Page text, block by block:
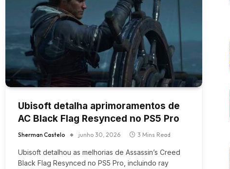
Ubisoft detalha aprimoramentos de
AC Black Flag Resynced no PS5 Pro
Sherman Castelo junho 30, 2026 3 Mins Read
Ubisoft detalhou as melhorias de Assassin’s Creed
Black Flag Resynced no PS5 Pro, incluindo ray